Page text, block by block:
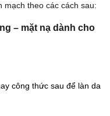
mạch theo các cách sau:
– mặt nạ dành cho
công thức sau để làn da